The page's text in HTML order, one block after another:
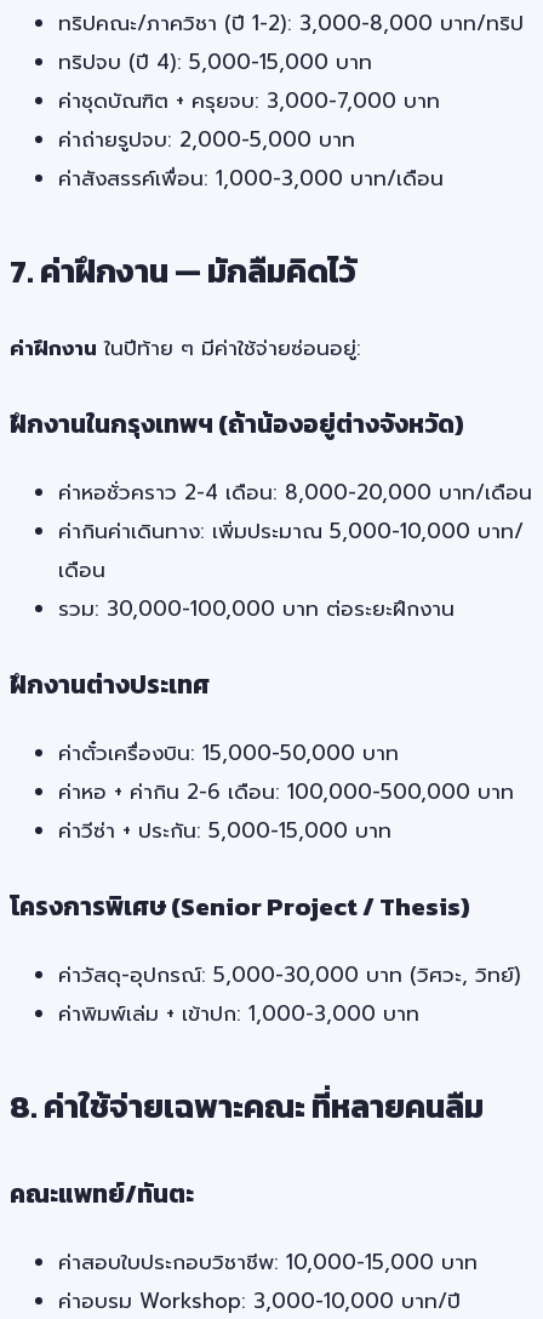
ทริปคณะ/ภาควิชา (ปี 1-2): 3,000-8,000 บาท/ทริป
ทริปจบ (ปี 4): 5,000-15,000 บาท
ค่าชุดบัณฑิต + ครุยจบ: 3,000-7,000 บาท
ค่าถ่ายรูปจบ: 2,000-5,000 บาท
ค่าสังสรรค์เพื่อน: 1,000-3,000 บาท/เดือน
7. ค่าฝึกงาน — มักลืมคิดไว้
ค่าฝึกงาน ในปีท้าย ๆ มีค่าใช้จ่ายซ่อนอยู่:
ฝึกงานในกรุงเทพฯ (ถ้าน้องอยู่ต่างจังหวัด)
ค่าหอชั่วคราว 2-4 เดือน: 8,000-20,000 บาท/เดือน
ค่ากินค่าเดินทาง: เพิ่มประมาณ 5,000-10,000 บาท/
เดือน
รวม: 30,000-100,000 บาท ต่อระยะฝึกงาน
ฝึกงานต่างประเทศ
ค่าตั๋วเครื่องบิน: 15,000-50,000 บาท
ค่าหอ + ค่ากิน 2-6 เดือน: 100,000-500,000 บาท
ค่าวีซ่า + ประกัน: 5,000-15,000 บาท
โครงการพิเศษ (Senior Project / Thesis)
ค่าวัสดุ-อุปกรณ์: 5,000-30,000 บาท (วิศวะ, วิทย์)
ค่าพิมพ์เล่ม + เข้าปก: 1,000-3,000 บาท
8. ค่าใช้จ่ายเฉพาะคณะ ที่หลายคนลืม
คณะแพทย์/ทันตะ
ค่าสอบใบประกอบวิชาชีพ: 10,000-15,000 บาท
ค่าอบรม Workshop: 3,000-10,000 บาท/ปี